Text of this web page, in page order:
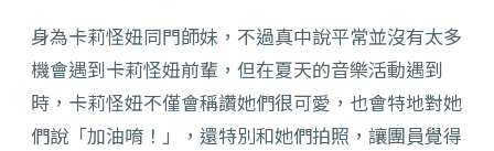
身為卡莉怪妞同門師妹，不過真中說平常並沒有太多
機會遇到卡莉怪妞前輩，但在夏天的音樂活動遇到
時，卡莉怪妞不僅會稱讚她們很可愛，也會特地對她
們說「加油唷！」，還特別和她們拍照，讓團員覺得